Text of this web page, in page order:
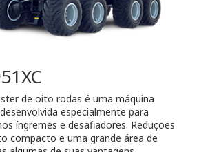
de oito rodas é uma máquina
especialmente para
íngremes e desafiadores. Reduções
compacto e uma grande área de